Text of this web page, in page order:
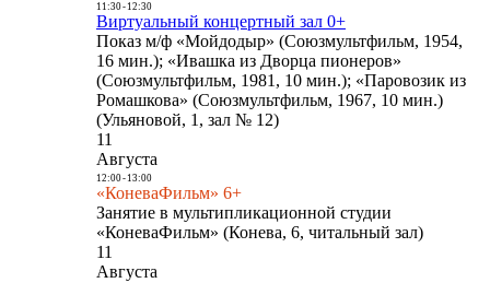
11:30- 12:30
Виртуальный концертный зал 0+
Показ м/ф «Мойдодыр» (Союзмультфильм, 1954,
16 мин.); «Ивашка из Дворца пионеров»
(Союзмультфильм, 1981, 10 мин.); «Паровозик из
Ромашкова» (Союзмультфильм, 1967, 10 мин.)
(Ульяновой, 1, зал № 12)
11
Августа
12:00- 13:00
«КоневаФильм» 6+
Занятие в мультипликационной студии
«КоневаФильм» (Конева, 6, читальный зал)
11
Августа